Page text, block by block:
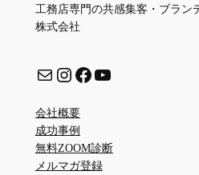
工務店専門の共感集客・ブラン
株式会社
メール Instagram Facebook YouTube
会社概要
成功事例
無料ZOOM診断
メルマガ登録